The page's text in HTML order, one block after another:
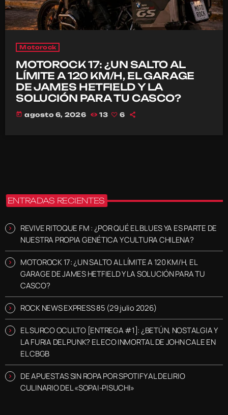
Motorock
MOTOROCK 17: ¿UN SALTO AL
LÍMITE A 120 KM/H, EL GARAGE
DE JAMES HETFIELD Y LA
SOLUCIÓN PARA TU CASCO?
today agosto 6, 2026 13 6
ENTRADAS RECIENTES
REVIVE RITOQUE FM : ¿POR QUÉ EL BLUES YA ES PARTE DE
NUESTRA PROPIA GENÉTICA Y CULTURA CHILENA?
MOTOROCK 17: ¿UN SALTO AL LÍMITE A 120 KM/H, EL
GARAGE DE JAMES HETFIELD Y LA SOLUCIÓN PARA TU
CASCO?
ROCK NEWS EXPRESS 85 (29 julio 2026)
EL SURCO OCULTO [ENTREGA #1]: ¿BETÚN, NOSTALGIA Y
LA FURIA DEL PUNK? EL ECO INMORTAL DE JOHN CALE EN
EL CBGB
DE APUESTAS SIN ROPA POR SPOTIFY AL DELIRIO
CULINARIO DEL «SOPAI-PISUCHI»